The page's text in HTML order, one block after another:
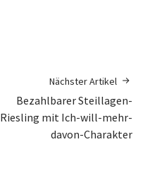
Nächster Artikel
Bezahlbarer Steillagen-
Riesling mit Ich-will-mehr-
davon-Charakter